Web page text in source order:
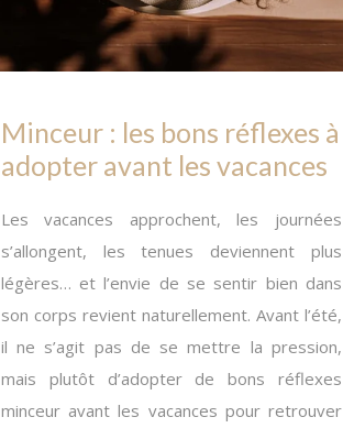
Minceur : les bons réflexes à
adopter avant les vacances
Les vacances approchent, les journées
s’allongent, les tenues deviennent plus
légères… et l’envie de se sentir bien dans
son corps revient naturellement. Avant l’été,
il ne s’agit pas de se mettre la pression,
mais plutôt d’adopter de bons réflexes
minceur avant les vacances pour retrouver